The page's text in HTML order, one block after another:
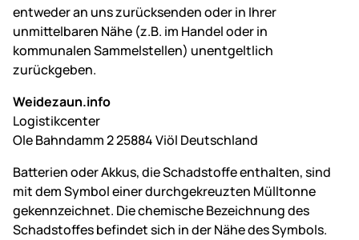
entweder an uns zurücksenden oder in Ihrer
unmittelbaren Nähe (z.B. im Handel oder in
kommunalen Sammelstellen) unentgeltlich
zurückgeben.
Weidezaun.info
Logistikcenter
Ole Bahndamm 2 25884 Viöl Deutschland
Batterien oder Akkus, die Schadstoffe enthalten, sind
mit dem Symbol einer durchgekreuzten Mülltonne
gekennzeichnet. Die chemische Bezeichnung des
Schadstoffes befindet sich in der Nähe des Symbols.